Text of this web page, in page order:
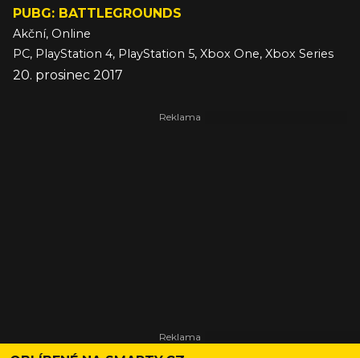
PUBG: BATTLEGROUNDS
Akční, Online
PC, PlayStation 4, PlayStation 5, Xbox One, Xbox Series
20. prosinec 2017